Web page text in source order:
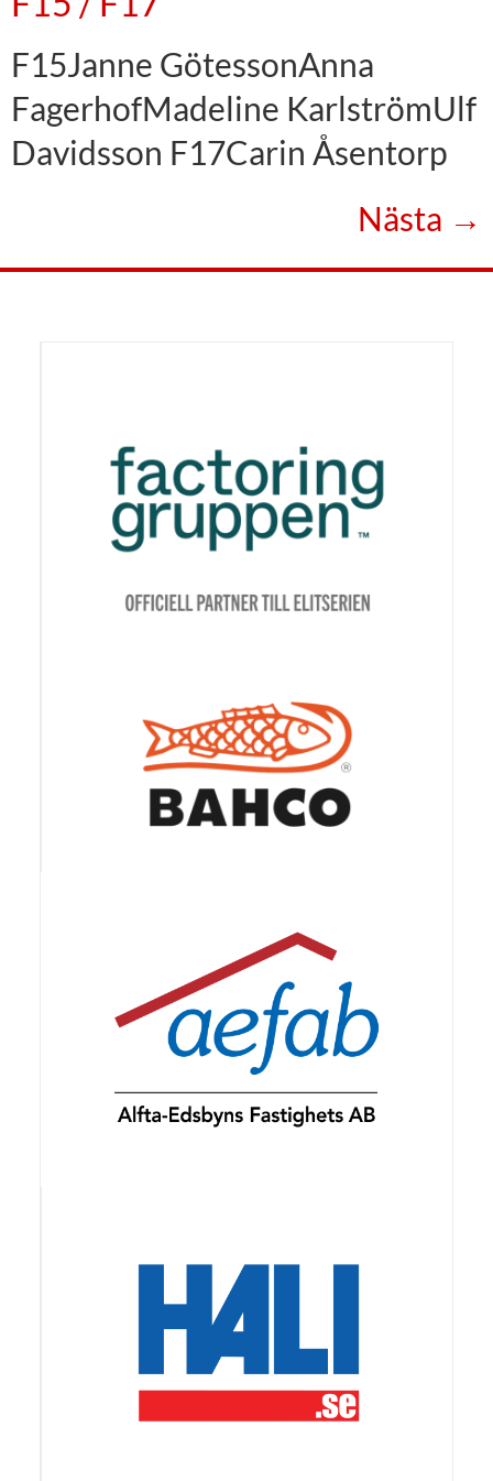
F15Janne GötessonAnna
FagerhofMadeline KarlströmUlf
Davidsson F17Carin Åsentorp
Nästa →